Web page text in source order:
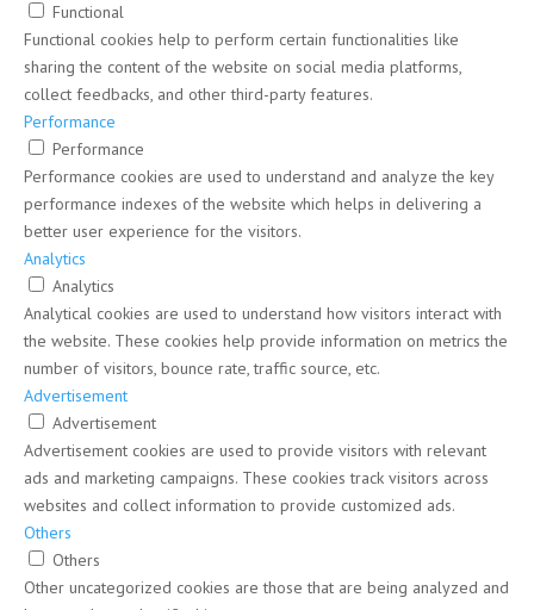
Functional
Functional cookies help to perform certain functionalities like
sharing the content of the website on social media platforms,
collect feedbacks, and other third-party features.
Performance
Performance
Performance cookies are used to understand and analyze the key
performance indexes of the website which helps in delivering a
better user experience for the visitors.
Analytics
Analytics
Analytical cookies are used to understand how visitors interact with
the website. These cookies help provide information on metrics the
number of visitors, bounce rate, traffic source, etc.
Advertisement
Advertisement
Advertisement cookies are used to provide visitors with relevant
ads and marketing campaigns. These cookies track visitors across
websites and collect information to provide customized ads.
Others
Others
Other uncategorized cookies are those that are being analyzed and